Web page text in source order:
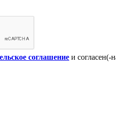
соглашение и согласен(-